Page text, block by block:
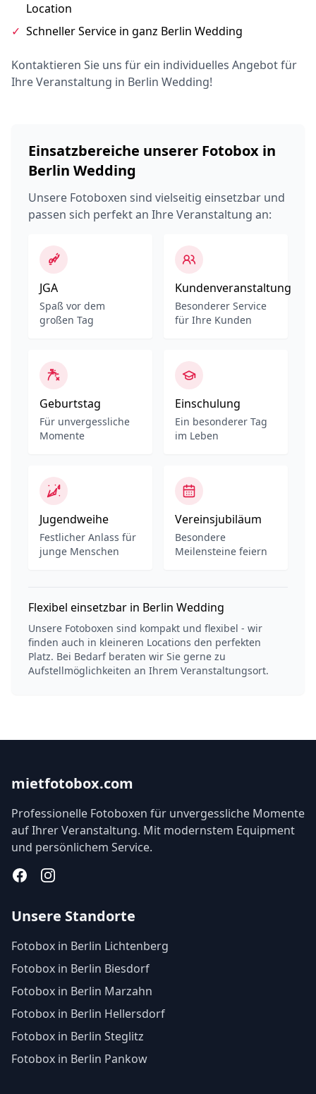
Location
✓ Schneller Service in ganz Berlin Wedding
Kontaktieren Sie uns für ein individuelles Angebot für
Ihre Veranstaltung in Berlin Wedding!
Einsatzbereiche unserer Fotobox in
Berlin Wedding
Unsere Fotoboxen sind vielseitig einsetzbar und
passen sich perfekt an Ihre Veranstaltung an:
JGA
Spaß vor dem
großen Tag
Kundenveranstaltung
Besonderer Service
für Ihre Kunden
Geburtstag
Für unvergessliche
Momente
Einschulung
Ein besonderer Tag
im Leben
Jugendweihe
Festlicher Anlass für
junge Menschen
Vereinsjubiläum
Besondere
Meilensteine feiern
Flexibel einsetzbar in Berlin Wedding
Unsere Fotoboxen sind kompakt und flexibel - wir
finden auch in kleineren Locations den perfekten
Platz. Bei Bedarf beraten wir Sie gerne zu
Aufstellmöglichkeiten an Ihrem Veranstaltungsort.
mietfotobox.com
Professionelle Fotoboxen für unvergessliche Momente
auf Ihrer Veranstaltung. Mit modernstem Equipment
und persönlichem Service.
FacebookInstagram
Unsere Standorte
Fotobox in Berlin Lichtenberg
Fotobox in Berlin Biesdorf
Fotobox in Berlin Marzahn
Fotobox in Berlin Hellersdorf
Fotobox in Berlin Steglitz
Fotobox in Berlin Pankow